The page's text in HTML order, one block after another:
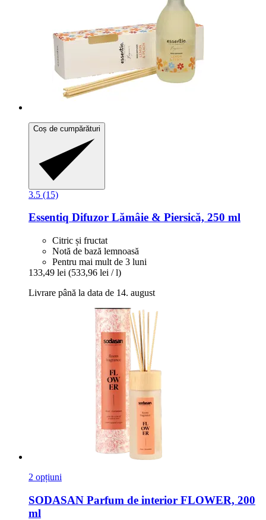
Coș de cumpărături
3.5 (15)
Essentiq Difuzor Lămâie & Piersică, 250 ml
Citric și fructat
Notă de bază lemnoasă
Pentru mai mult de 3 luni
133,49 lei (533,96 lei / l)
Livrare până la data de 14. august
2 opțiuni
SODASAN Parfum de interior FLOWER, 200
ml